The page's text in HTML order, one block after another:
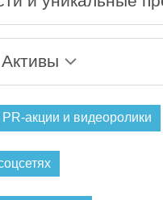
акции и видеоролики